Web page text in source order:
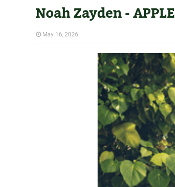
Noah Zayden - APPLE
May 16, 2026